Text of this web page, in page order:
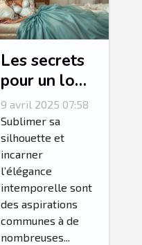
Les secrets
pour un look
glamoureux
avec des
corsets et
bustiers
9 avril 2025 07:58
Sublimer sa
silhouette et
incarner
l’élégance
intemporelle sont
des aspirations
communes à de
nombreuses...